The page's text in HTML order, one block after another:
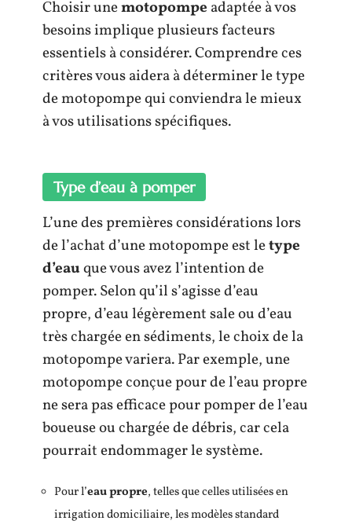
Choisir unemotopompe adaptée à vos
besoins implique plusieurs facteurs
essentiels à considérer. Comprendre ces
critères vous aidera à déterminer le type
de motopompe qui conviendra le mieux
à vos utilisations spécifiques.
Type d’eau à pomper
L’une des premières considérations lors
de l’achat d’une motopompe est letype
d’eauque vous avez l’intention de
pomper. Selon qu’il s’agisse d’eau
propre, d’eau légèrement sale ou d’eau
très chargée en sédiments, le choix de la
motopompe variera. Par exemple, une
motopompe conçue pour de l’eau propre
ne sera pas efficace pour pomper de l’eau
boueuse ou chargée de débris, car cela
pourrait endommager le système.
Pour l’eau propre, telles que celles utilisées en
irrigation domiciliaire, les modèles standard